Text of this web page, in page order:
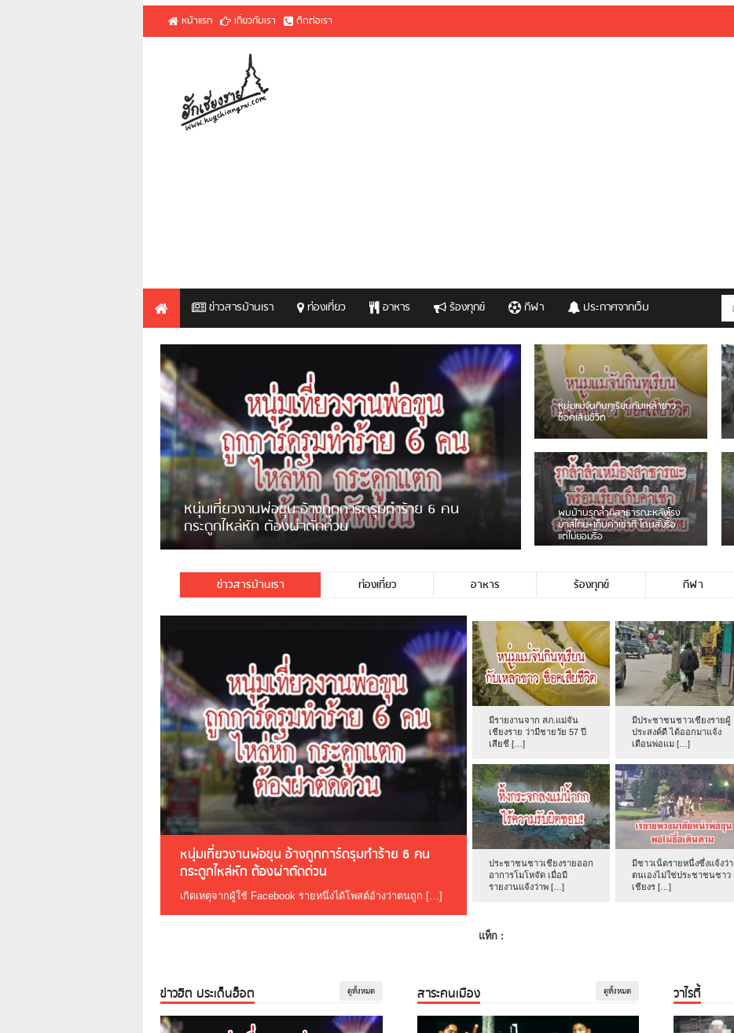
หน้าแรก เกี่ยวกับเรา ติดต่อเรา
ข่าวสารบ้านเรา ท่องเที่ยว อาหาร ร้องทุกข์ กีฬา ประกาศจากเว็บ
ชาวเน็ตสวดยับ! พบพม่าเร่ขายพวงมาลัยหน้าพ่อขุนฯ
พอไม่ซื้อเดินตาม
มีชาวเน็ตรายหนึ่งซึ่งแจ้งว่าตนเองไม่ใช่ประชาชนชาวเชียงร […]
ชาวเน็ตฮา! รถเครื่องแม่สายชน
ป้ายร้านโลงศพแล้วหนี พบเสาหัก
เบรคหัก หวิดได้ใช้บริการ
หนุ่มเจียงฮายจ่ม พบถังน้ำดื่มตก
กลางถนน รถเครื่องหลบไม่ทันล้ม
บาดเจ็บ
ข่าวสารบ้านเรา ท่องเที่ยว อาหาร ร้องทุกข์ กีฬา
หนุ่มเที่ยวงานพ่อขุน อ้างถูกการ์ดรุมทำร้าย 6 คน
กระดูกไหล่หัก ต้องผ่าตัดด่วน
เกิดเหตุจากผู้ใช้ Facebook รายหนึ่งได้โพสต์อ้างว่าตนถูก […]
มีรายงานจาก สภ.แม่จัน
เชียงราย ว่ามีชายวัย 57 ปี
เสียชี […]
มีประชาชนชาวเชียงรายผู้
ประสงค์ดี ได้ออกมาแจ้ง
เตือนพ่อแม […]
ประชาชนชาวเชียงรายออก
อาการโมโหจัด เมื่อมี
รายงานแจ้งว่าพ […]
มีชาวเน็ตรายหนึ่งซึ่งแจ้งว่า
ตนเองไม่ใช่ประชาชนชาว
เชียงร […]
แท็ก :
ข่าวฮิต ประเด็นฮ็อต ดูทั้งหมด สาระคนเมือง ดูทั้งหมด วาไรตี้